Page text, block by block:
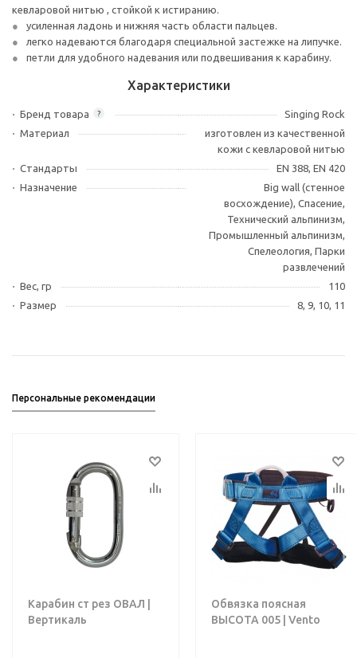
кевларовой нитью , стойкой к истиранию.
усиленная ладонь и нижняя часть области пальцев.
легко надеваются благодаря специальной застежке на липучке.
петли для удобного надевания или подвешивания к карабину.
Характеристики
?
Бренд товара
Singing Rock
Материал
изготовлен из качественной
кожи с кевларовой нитью
Стандарты
EN 388, EN 420
Назначение
Big wall (стенное
восхождение), Спасение,
Технический альпинизм,
Промышленный альпинизм,
Спелеология, Парки
развлечений
Вес, гр
110
Размер
8, 9, 10, 11
Персональные рекомендации
Карабин ст рез ОВАЛ |
Вертикаль
Обвязка поясная
ВЫСОТА 005 | Vento